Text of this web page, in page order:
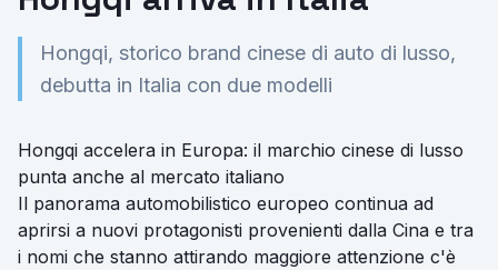
Hongqi, storico brand cinese di auto di lusso,
debutta in Italia con due modelli
Hongqi accelera in Europa: il marchio cinese di lusso
punta anche al mercato italiano
Il panorama automobilistico europeo continua ad
aprirsi a nuovi protagonisti provenienti dalla Cina e tra
i nomi che stanno attirando maggiore attenzione c'è